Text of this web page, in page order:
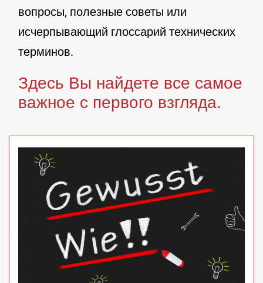
вопросы, полезные советы или
исчерпывающий глоссарий технических
терминов.
Здесь Вы найдете все самое
важное с первого взгляда.